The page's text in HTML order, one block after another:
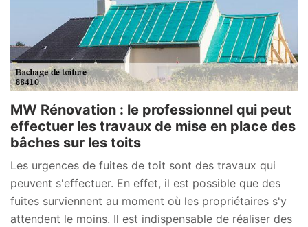
MW Rénovation : le professionnel qui peut
effectuer les travaux de mise en place des
bâches sur les toits
Les urgences de fuites de toit sont des travaux qui
peuvent s'effectuer. En effet, il est possible que des
fuites surviennent au moment où les propriétaires s'y
attendent le moins. Il est indispensable de réaliser des